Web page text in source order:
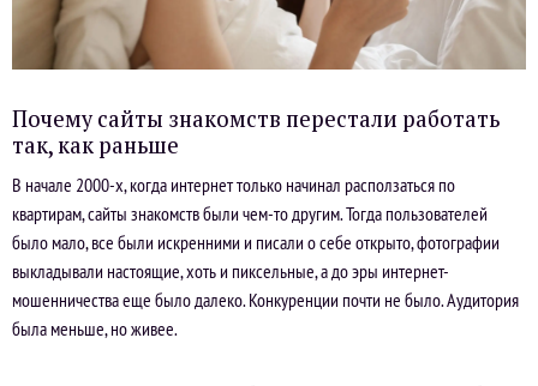
Почему сайты знакомств перестали работать
так, как раньше
В начале 2000-х, когда интернет только начинал расползаться по
квартирам, сайты знакомств были чем-то другим. Тогда пользователей
было мало, все были искренними и писали о себе открыто, фотографии
выкладывали настоящие, хоть и пиксельные, а до эры интернет-
мошенничества еще было далеко. Конкуренции почти не было. Аудитория
была меньше, но живее.